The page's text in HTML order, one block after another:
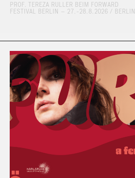
PROF. TEREZA RULLER BEIM FORWARD
FESTIVAL BERLIN – 27.-28.8.2026 / BERLIN